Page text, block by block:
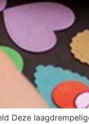
Deze